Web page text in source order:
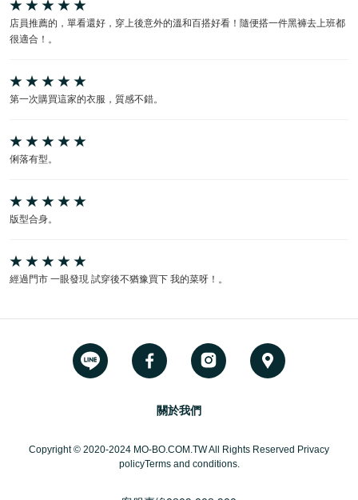
店員推薦的，單看還好，穿上後意外的溫和百搭好看！隨便搭一件黑褲去上班都
很適合！。
第一次購買這家的衣服，質感不錯。
俐落有型。
版型合身。
經過門市 一眼發現 試穿後不猶豫買下 我的菜呀！。
關於我們
Copyright © 2020-2024 MO-BO.COM.TW All Rights Reserved Privacy
policyTerms and conditions.